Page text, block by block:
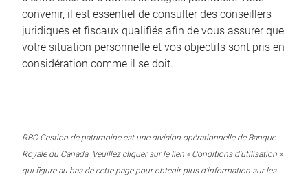
convenir, il est essentiel de consulter des conseillers
juridiques et fiscaux qualifiés afin de vous assurer que
votre situation personnelle et vos objectifs sont pris en
considération comme il se doit.
RBC Gestion de patrimoine est une division opérationnelle de Banque
Royale du Canada. Veuillez cliquer sur le lien « Conditions d’utilisation »
qui figure au bas de cette page pour obtenir plus d’information sur les